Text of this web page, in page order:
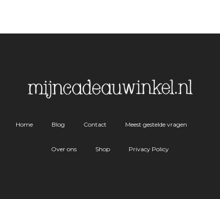
Home Blog Contact Meest gestelde vragen
Over ons Shop Privacy Policy